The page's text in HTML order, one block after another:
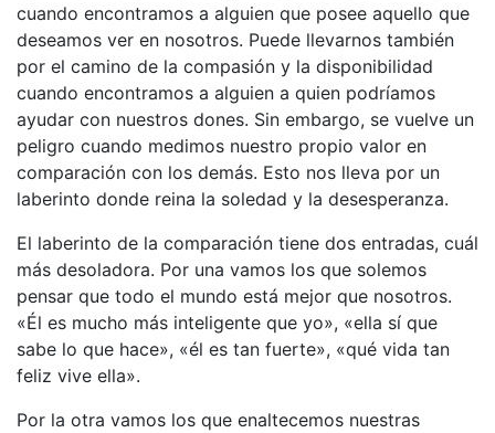
cuando encontramos a alguien que posee aquello que
deseamos ver en nosotros. Puede llevarnos también
por el camino de la compasión y la disponibilidad
cuando encontramos a alguien a quien podríamos
ayudar con nuestros dones. Sin embargo, se vuelve un
peligro cuando medimos nuestro propio valor en
comparación con los demás. Esto nos lleva por un
laberinto donde reina la soledad y la desesperanza.
El laberinto de la comparación tiene dos entradas, cuál
más desoladora. Por una vamos los que solemos
pensar que todo el mundo está mejor que nosotros.
«Él es mucho más inteligente que yo», «ella sí que
sabe lo que hace», «él es tan fuerte», «qué vida tan
feliz vive ella».
Por la otra vamos los que enaltecemos nuestras